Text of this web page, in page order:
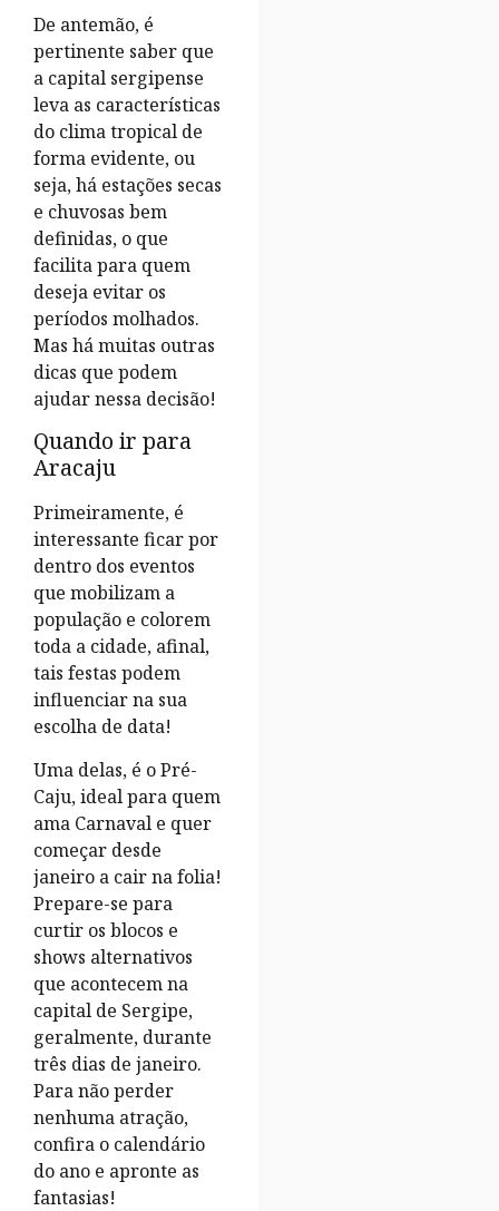
De antemão, é
pertinente saber que
a capital sergipense
leva as características
do clima tropical de
forma evidente, ou
seja, há estações secas
e chuvosas bem
definidas, o que
facilita para quem
deseja evitar os
períodos molhados.
Mas há muitas outras
dicas que podem
ajudar nessa decisão!
Quando ir para
Aracaju
Primeiramente, é
interessante ficar por
dentro dos eventos
que mobilizam a
população e colorem
toda a cidade, afinal,
tais festas podem
influenciar na sua
escolha de data!
Uma delas, é o Pré-
Caju, ideal para quem
ama Carnaval e quer
começar desde
janeiro a cair na folia!
Prepare-se para
curtir os blocos e
shows alternativos
que acontecem na
capital de Sergipe,
geralmente, durante
três dias de janeiro.
Para não perder
nenhuma atração,
confira o calendário
do ano e apronte as
fantasias!